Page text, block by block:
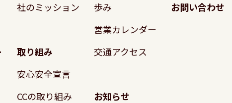
社のミッション
取り組み
安心安全宣言
CCの取り組み
歩み
営業カレンダー
交通アクセス
お知らせ
お問い合わせ